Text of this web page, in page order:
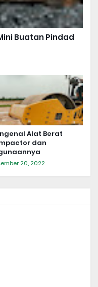
Buatan Pindad
Alat Berat
dan
20, 2022